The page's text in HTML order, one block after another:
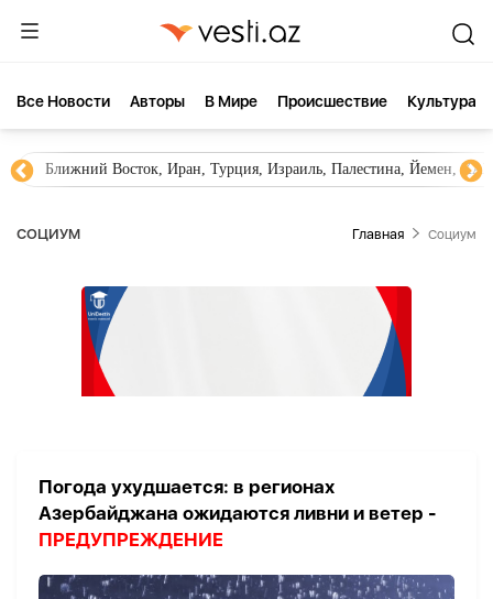
Все Новости Aвторы В Мире Происшествие Культура
Ближний Восток, Иран, Турция, Израиль, Палестина, Йемен,
СОЦИУМ Главная Социум
Погода ухудшается: в регионах
Азербайджана ожидаются ливни и ветер -
ПРЕДУПРЕЖДЕНИЕ